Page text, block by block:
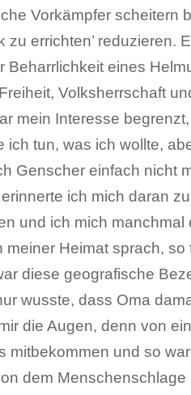
Vorkämpfer scheitern
errichten’ reduzieren.
Beharrlichkeit eines
Volksherrschaft
mein Interesse
tun, was ich wollte,
Genscher einfach nicht
ich mich daran
und ich mich
Heimat sprach,
diese geografische
wusste, dass Oma
die Augen, denn von
mitbekommen und so
dem